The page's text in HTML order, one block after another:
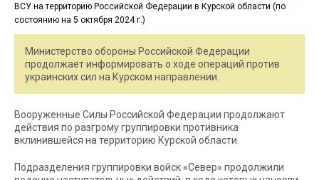
Министерство обороны Российской Федерации
продолжает информировать о ходе операций против
украинских сил на Курском направлении.
Вооруженные Силы Российской Федерации продолжают
действия по разгрому группировки противника
вклинившейся на территорию Курской области.
Подразделения группировки войск «Север» продолжили